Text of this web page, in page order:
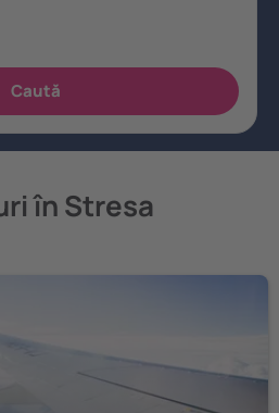
în Stresa